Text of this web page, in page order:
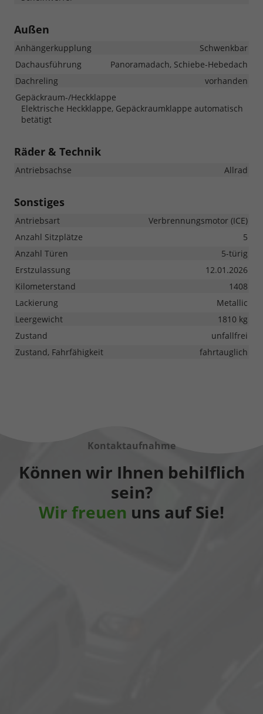
Außen
Anhängerkupplung
Schwenkbar
Dachausführung
Panoramadach, Schiebe-Hebedach
Dachreling
vorhanden
Gepäckraum-/Heckklappe
Elektrische Heckklappe, Gepäckraumklappe automatisch
betätigt
Räder & Technik
Antriebsachse Allrad
Sonstiges
Antriebsart
Verbrennungsmotor (ICE)
Anzahl Sitzplätze
5
Anzahl Türen
5-türig
Erstzulassung
12.01.2026
Kilometerstand
1408
Lackierung
Metallic
Leergewicht
1810 kg
Zustand
unfallfrei
Zustand, Fahrfähigkeit
fahrtauglich
Kontaktaufnahme
Können wir Ihnen behilflich
sein?
Wir freuen uns auf Sie!